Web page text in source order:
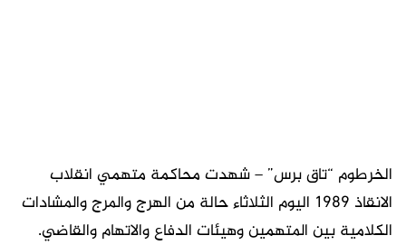
الخرطوم “تاق برس” – شهدت محاكمة متهمي انقلاب
الانقاذ 1989 اليوم الثلاثاء حالة من الهرج والمرج والمشادات
الكلامية بين المتهمين وهيئات الدفاع والاتهام والقاضي.